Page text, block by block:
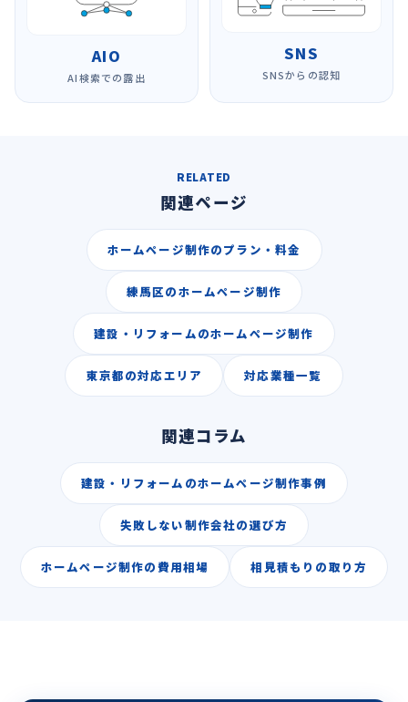
AIO
AI検索での露出
SNS
SNSからの認知
RELATED
関連ページ
ホームページ制作のプラン・料金
練馬区のホームページ制作
建設・リフォームのホームページ制作
東京都の対応エリア 対応業種一覧
関連コラム
建設・リフォームのホームページ制作事例
失敗しない制作会社の選び方
ホームページ制作の費用相場 相見積もりの取り方